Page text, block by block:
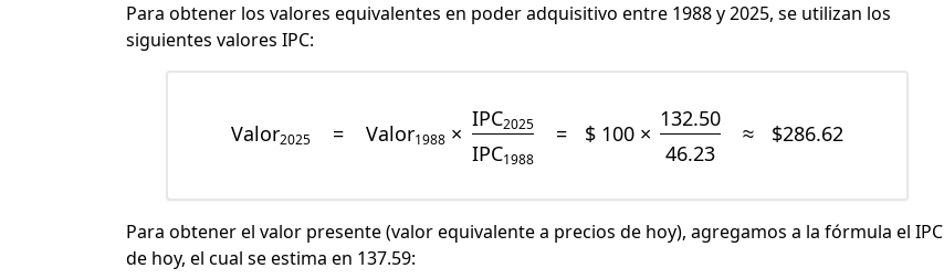
Para obtener los valores equivalentes en poder adquisitivo entre 1988 y 2025, se utilizan los
siguientes valores IPC:
Valor2025 = Valor1988 ×
IPC2025
IPC1988
= $ 100 ×
132.50
46.23
≈ $286.62
Para obtener el valor presente (valor equivalente a precios de hoy), agregamos a la fórmula el IPC
de hoy, el cual se estima en 137.59: